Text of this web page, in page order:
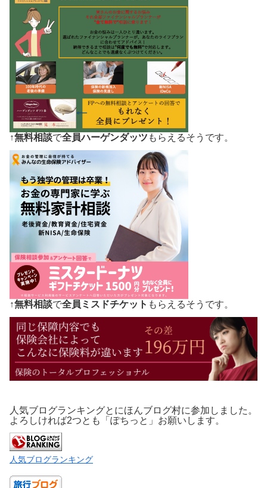
↑無料相談で全員ハーゲンダッツ もらえるそうです。
↑無料相談で全員ミスドチケット もらえるそうです。
人気ブログランキングとにほんブログ村に参加しました。
よろしければ2つとも「ぽちっと」お願いします。
人気ブログランキング